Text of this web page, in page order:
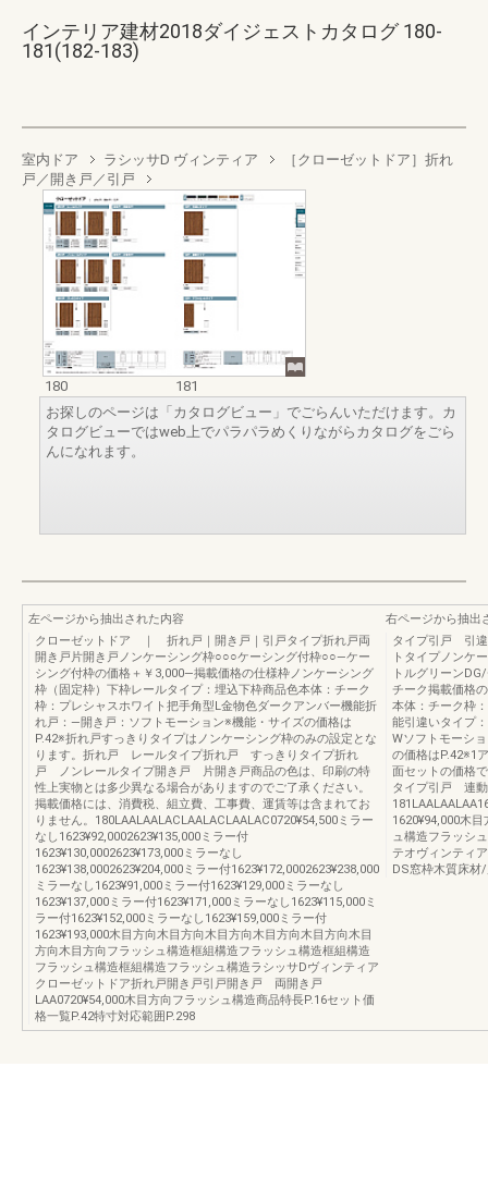
インテリア建材2018ダイジェストカタログ 180-
181(182-183)
室内ドア ラシッサD ヴィンティア
［クローゼットドア］折れ
戸／開き戸／引戸
180
181
お探しのページは「カタログビュー」でごらんいただけます。カ
タログビューではweb上でパラパラめくりながらカタログをごら
んになれます。
左ページから抽出された内容
クローゼットドア ｜ 折れ戸｜開き戸｜引戸タイプ折れ戸両
開き戸片開き戸ノンケーシング枠○○○ケーシング付枠○○―ケー
シング付枠の価格＋￥3,000―掲載価格の仕様枠ノンケーシング
枠（固定枠）下枠レールタイプ：埋込下枠商品色本体：チーク
枠：プレシャスホワイト把手角型L金物色ダークアンバー機能折
れ戸：―開き戸：ソフトモーション※機能・サイズの価格は
P.42※折れ戸すっきりタイプはノンケーシング枠のみの設定とな
ります。折れ戸 レールタイプ折れ戸 すっきりタイプ折れ
戸 ノンレールタイプ開き戸 片開き戸商品の色は、印刷の特
性上実物とは多少異なる場合がありますのでご了承ください。
掲載価格には、消費税、組立費、工事費、運賃等は含まれてお
りません。180LAALAALACLAALACLAALAC0720¥54,500ミラー
なし1623¥92,0002623¥135,000ミラー付
1623¥130,0002623¥173,000ミラーなし
1623¥138,0002623¥204,000ミラー付1623¥172,0002623¥238,000
ミラーなし1623¥91,000ミラー付1623¥129,000ミラーなし
1623¥137,000ミラー付1623¥171,000ミラーなし1623¥115,000ミ
ラー付1623¥152,000ミラーなし1623¥159,000ミラー付
1623¥193,000木目方向木目方向木目方向木目方向木目方向木目
方向木目方向フラッシュ構造框組構造フラッシュ構造框組構造
フラッシュ構造框組構造フラッシュ構造ラシッサDヴィンティア
クローゼットドア折れ戸開き戸引戸開き戸 両開き戸
LAA0720¥54,000木目方向フラッシュ構造商品特長P.16セット価
格一覧P.42特寸対応範囲P.298
右ページから抽出
タイプ引戸 引
トタイプノンケ
トルグリーン
チーク掲載価格
本体：チーク枠
能引違いタイプ
Wソフトモーシ
の価格はP.42※1
面セットの価格
タイプ引戸 連
1620¥94,000木
ュ構造フラッシ
テオヴィンティ
DS窓枠木質床材